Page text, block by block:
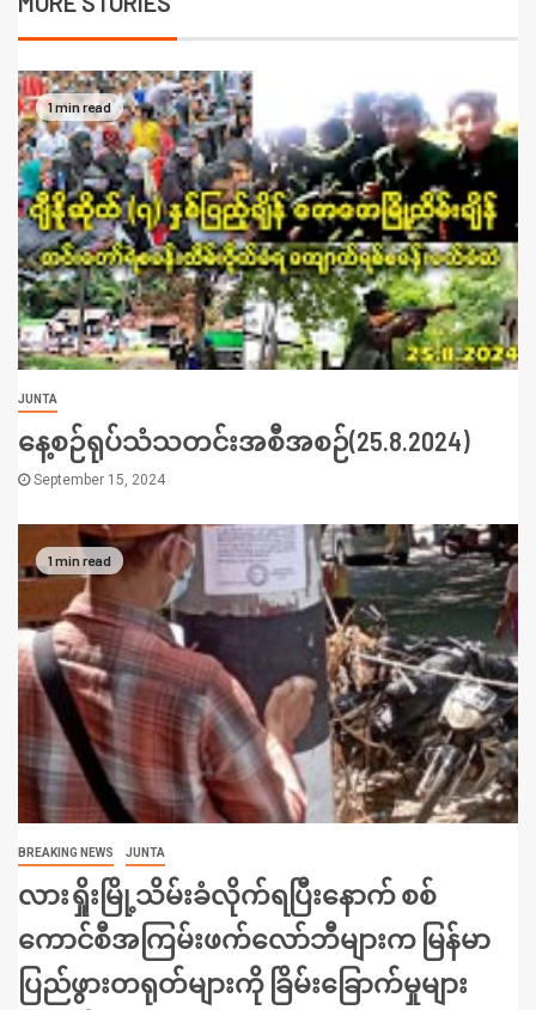
1 min read
JUNTA
နေ့စဉ်ရုပ်သံသတင်းအစီအစဉ်(25.8.2024)
September 15, 2024
1 min read
BREAKING NEWS JUNTA
လားရှိုးမြို့သိမ်းခံလိုက်ရပြီးနောက် စစ်
ကောင်စီအကြမ်းဖက်လော်ဘီများက မြန်မာ
ပြည်ဖွားတရုတ်များကို ခြိမ်းခြောက်မှုများ